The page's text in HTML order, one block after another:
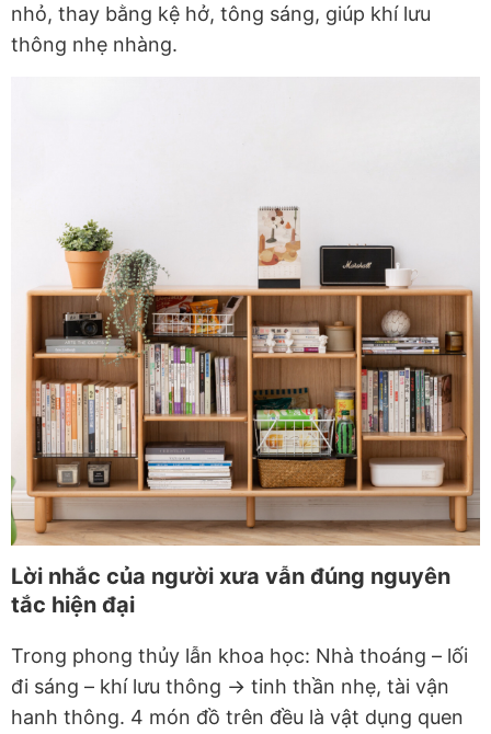
nhỏ, thay bằng kệ hở, tông sáng, giúp khí lưu
thông nhẹ nhàng.
Lời nhắc của người xưa vẫn đúng nguyên
tắc hiện đại
Trong phong thủy lẫn khoa học: Nhà thoáng – lối
đi sáng – khí lưu thông → tinh thần nhẹ, tài vận
hanh thông. 4 món đồ trên đều là vật dụng quen